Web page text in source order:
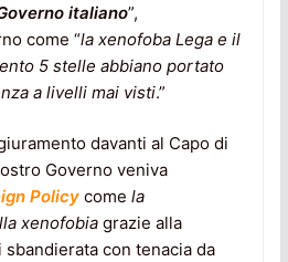
italiano”,
come “la xenofoba Lega e il
5 stelle abbiano portato
a livelli mai visti.”
davanti al Capo di
Governo veniva
Policycome la
xenofobiagrazie alla
con tenacia da